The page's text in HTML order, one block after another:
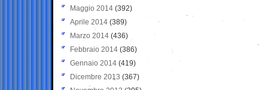
Maggio 2014 (392)
Aprile 2014 (389)
Marzo 2014 (436)
Febbraio 2014 (386)
Gennaio 2014 (419)
Dicembre 2013 (367)